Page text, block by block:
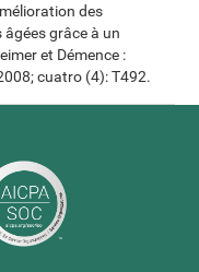
des
grâce à un
et Démence :
cuatro (4): T492.